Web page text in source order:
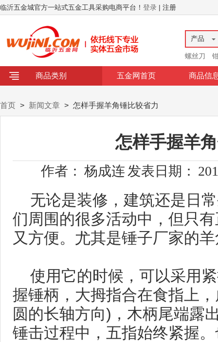
临沂五金城官方一站式五金工具采购电商平台！ 登录 | 注册
产品
螺丝刀
商品类别 五金网首页 商品信
首页 > 新闻文章 > 怎样手握羊角锤比较省力
怎样手握羊
作者： 杨成连 发表日期：
无论是装修，建筑还是日
们周围的很多活动中，但只
又方便。尤其是锤子厂家的
使用它的时候，可以采用
握锤柄，大拇指合在食指上
圆的长轴方向)，木柄尾端露
锤击过程中，五指始终紧握